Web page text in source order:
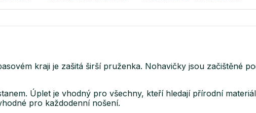
kraji je zašitá širší pruženka. Nohavičky jsou začištěné
Úplet je vhodný pro všechny, kteří hledají přírodní
pro každodenní nošení.